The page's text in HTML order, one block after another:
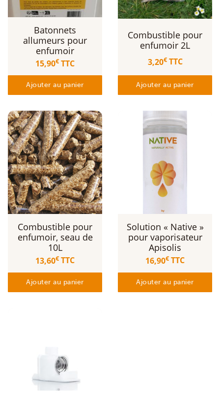
Batonnets
allumeurs pour
enfumoir
15,90€ TTC
Ajouter au panier
Combustible pour
enfumoir 2L
3,20€ TTC
Ajouter au panier
Combustible pour
enfumoir, seau de
10L
13,60€ TTC
Ajouter au panier
Solution « Native »
pour vaporisateur
Apisolis
16,90€ TTC
Ajouter au panier